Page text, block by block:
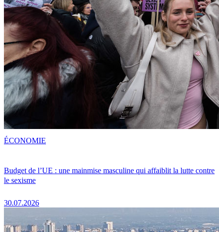
Budget de l’UE : une mainmise masculine qui affaiblit la lutte contre
le sexisme
30.07.2026
ÉCONOMIE